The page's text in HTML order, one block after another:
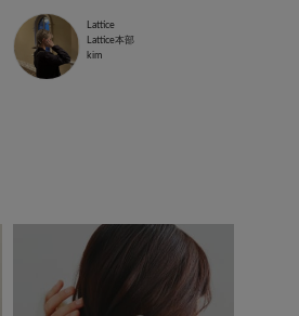
Lattice
Lattice本部
kim